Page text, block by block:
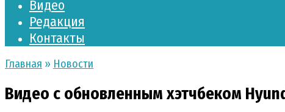
Видео
Редакция
Контакты
Главная » Новости
Видео с обновленным хэтчбеком